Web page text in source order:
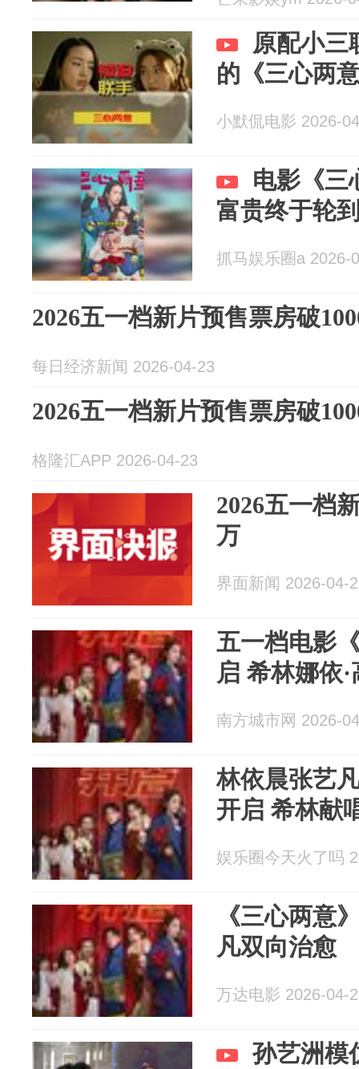
原配小三
的《三心两
小默侃电影 2026-
电影《三
富贵终于轮
抓马娱乐圈a 2026-
2026五一档新片预售票房破
每日经济新闻 2026-04-23
2026五一档新片预售票房破
格隆汇APP 2026-04-23
2026五一档
万
界面新闻 2026-04-
五一档电影
启 希林娜依
南方城市网 2026-
林依晨张艺
开启 希林献
娱乐圈今天火了吗
《三心两意
凡双向治愈
万达电影 2026-04-
孙艺洲模